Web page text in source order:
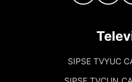
SIPSE TVYUC